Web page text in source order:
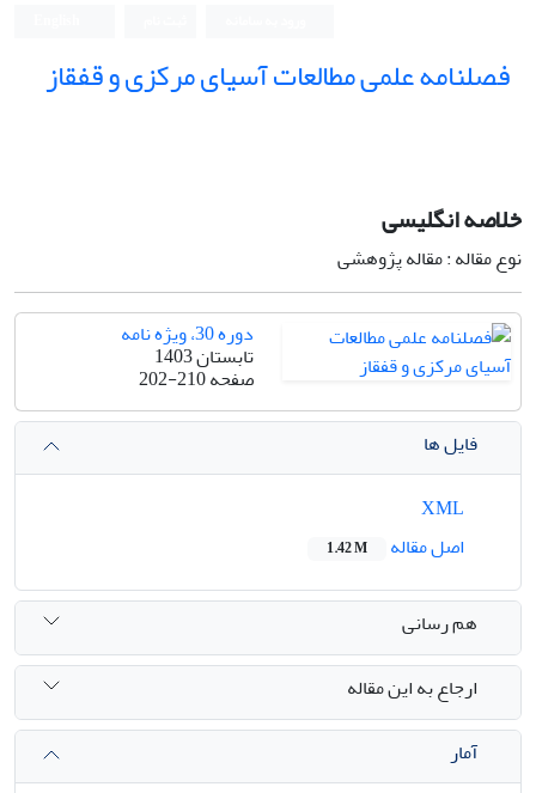
فصلنامه علمی مطالعات آسیای مرکزی و قفقاز
خلاصه انگلیسی
نوع مقاله : مقاله پژوهشی
دوره 30، ویژه نامه
تابستان 1403
صفحه202-210
فایل ها
اصل مقاله
1.42 M
هم رسانی
ارجاع به این مقاله
آمار